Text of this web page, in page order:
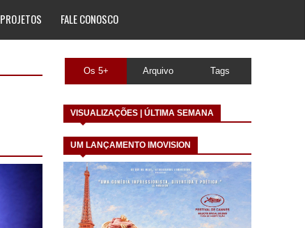
PROJETOS FALE CONOSCO
Os 5+ Arquivo Tags
VISUALIZAÇÕES | ÚLTIMA SEMANA
UM LANÇAMENTO IMOVISION